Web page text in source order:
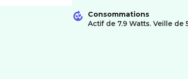
Consommations
Actif de 7.9 Watts. Veille de